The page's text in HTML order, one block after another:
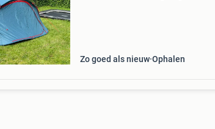
Zo goed als nieuw Ophalen